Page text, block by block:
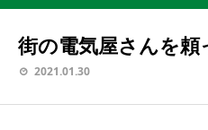
街の電気屋さんを
2021.01.30